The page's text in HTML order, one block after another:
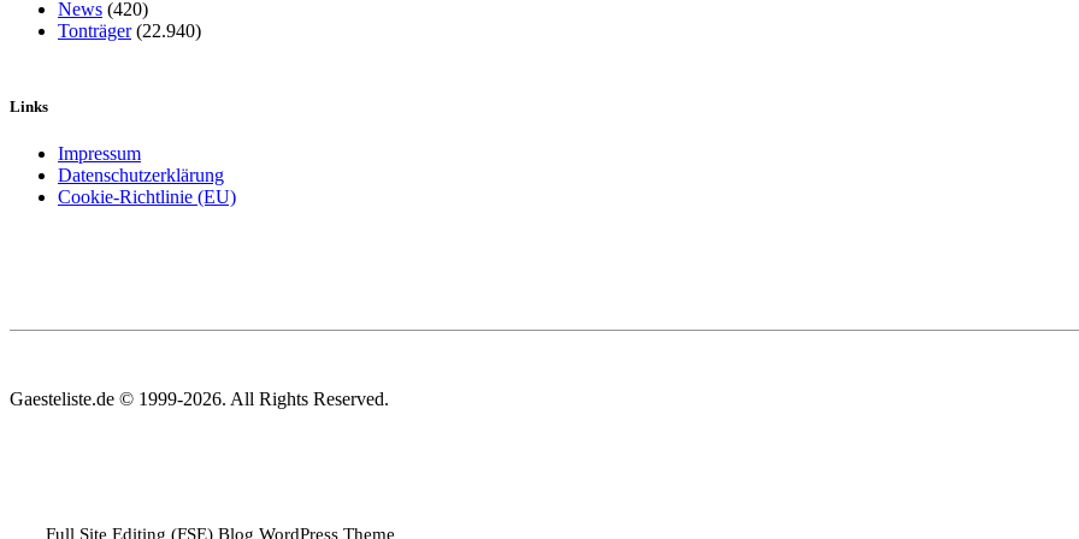
News (420)
Tonträger(22.940)
Links
Impressum
Datenschutzerklärung
Cookie-Richtlinie (EU)
Gaesteliste.de © 1999-2026. All Rights Reserved.
Full Site Editing (FSE) Blog WordPress Theme